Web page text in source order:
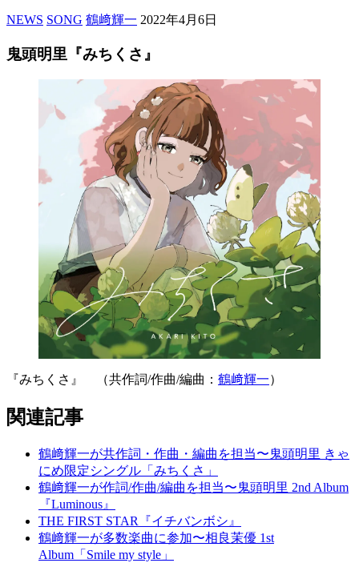
NEWS SONG 鶴﨑輝一 2022年4月6日
鬼頭明里『みちくさ』
『みちくさ』 （共作詞/作曲/編曲： 鶴﨑輝一）
関連記事
鶴﨑輝一が共作詞・作曲・編曲を担当〜鬼頭明里 きゃ
にめ限定シングル「みちくさ」
鶴﨑輝一が作詞/作曲/編曲を担当〜鬼頭明里 2nd Album
『Luminous』
THE FIRST STAR『イチバンボシ』
鶴﨑輝一が多数楽曲に参加〜相良茉優 1st
Album「Smile my style」